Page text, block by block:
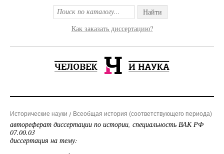
Найти
Как заказать диссертацию?
Исторические науки Всеобщая история (соответствующего периода)
автореферат диссертации по истории, специальность ВАК РФ
07.00.03
диссертация на тему: